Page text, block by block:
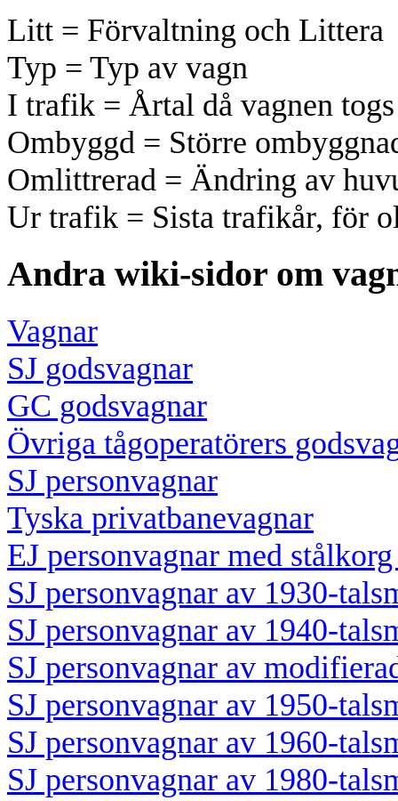
Litt = Förvaltning och Littera
Typ = Typ av vagn
I trafik = Årtal då vagnen
Ombyggd = Större
Omlittrerad = Ändring av
Ur trafik = Sista trafikår, för
Andra wiki-sidor om
Vagnar
SJ godsvagnar
GC godsvagnar
Övriga tågoperatörers
SJ personvagnar
Tyska privatbanevagnar
EJ personvagnar med
SJ personvagnar av 1930-
SJ personvagnar av 1940-
SJ personvagnar av
SJ personvagnar av 1950-
SJ personvagnar av 1960-
SJ personvagnar av 1980-